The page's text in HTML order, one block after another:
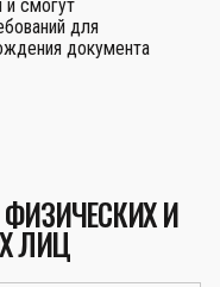
и смогут
для
документа
И
ЛИЦ